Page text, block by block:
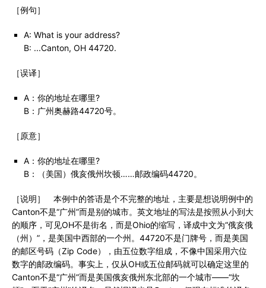
［例句］
A: What is your address?
B: ...Canton, OH 44720.
［误译］
A：你的地址在哪里?
B：广州奥赫路44720号。
［原意］
A：你的地址在哪里?
B：（美国）俄亥俄州坎顿……邮政编码44720。
［说明］ 本例中的答语是个不完整的地址，主要是想说明例中的
Canton不是“广州”而是别的城市。英文地址的写法是按照从小到大
的顺序，可见OH不是街名，而是Ohio的缩写，译成中文为“俄亥俄
（州）”，是美国中西部的一个州。44720不是门牌号，而是美国
的邮区号码（Zip Code），由五位数字组成，不像中国采用六位
数字的邮政编码。事实上，仅从OH或五位邮码就可以确定这里的
Canton不是“广州”而是美国俄亥俄州东北部的一个城市——“坎